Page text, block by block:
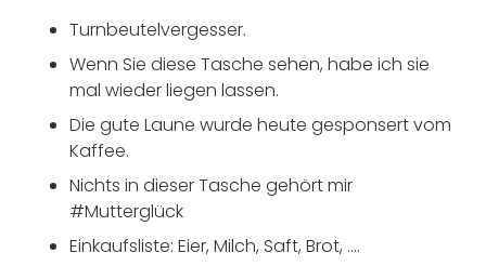
Turnbeutelvergesser.
Wenn Sie diese Tasche sehen, habe ich sie
mal wieder liegen lassen.
Die gute Laune wurde heute gesponsert vom
Kaffee.
Nichts in dieser Tasche gehört mir
#Mutterglück
Einkaufsliste: Eier, Milch, Saft, Brot, ….